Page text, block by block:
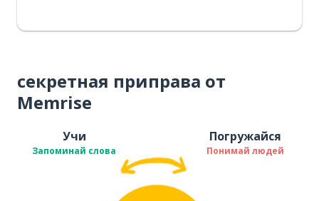
секретная приправа от
Memrise
Учи
Запоминай слова
Погружайся
Понимай людей